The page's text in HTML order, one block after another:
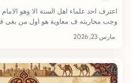
اعترف احد علماء اهل السنة الا وهو الامام
وجب محاربته ف معاوية هو اول من بغى